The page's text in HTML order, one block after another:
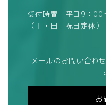
受付時間 平日9：00
（土・日・祝日定休）
メールのお問い合わ
お